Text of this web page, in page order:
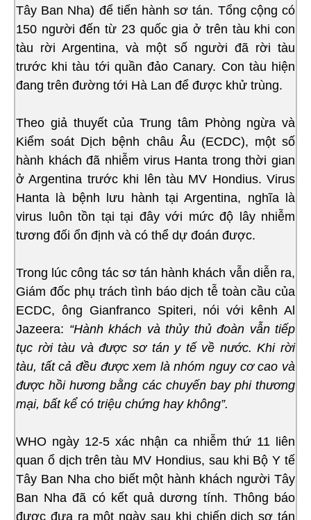
Tây Ban Nha) để tiến hành sơ tán. Tổng cộng có
150 người đến từ 23 quốc gia ở trên tàu khi con
tàu rời Argentina, và một số người đã rời tàu
trước khi tàu tới quần đảo Canary. Con tàu hiện
đang trên đường tới Hà Lan để được khử trùng.
Theo giả thuyết của Trung tâm Phòng ngừa và
Kiểm soát Dịch bệnh châu Âu (ECDC), một số
hành khách đã nhiễm virus Hanta trong thời gian
ở Argentina trước khi lên tàu MV Hondius. Virus
Hanta là bệnh lưu hành tại Argentina, nghĩa là
virus luôn tồn tại tại đây với mức độ lây nhiễm
tương đối ổn định và có thể dự đoán được.
Trong lúc công tác sơ tán hành khách vẫn diễn ra,
Giám đốc phụ trách tình báo dịch tễ toàn cầu của
ECDC, ông Gianfranco Spiteri, nói với kênh Al
Jazeera: “Hành khách và thủy thủ đoàn vẫn tiếp
tục rời tàu và được sơ tán y tế về nước. Khi rời
tàu, tất cả đều được xem là nhóm nguy cơ cao và
được hồi hương bằng các chuyến bay phi thương
mại, bất kể có triệu chứng hay không”.
WHO ngày 12-5 xác nhận ca nhiễm thứ 11 liên
quan ổ dịch trên tàu MV Hondius, sau khi Bộ Y tế
Tây Ban Nha cho biết một hành khách người Tây
Ban Nha đã có kết quả dương tính. Thông báo
được đưa ra một ngày sau khi chiến dịch sơ tán